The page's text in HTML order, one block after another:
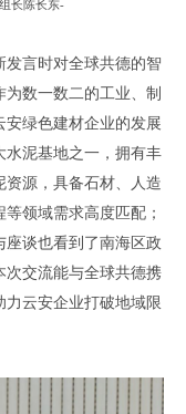
长陈长东-
发言时对全球共德的智
为数一数二的工业
制
安绿色建材企业的发展
水泥基地之一 ， 拥有丰
资源 ， 具备石材
人造
等领域需求高度匹配 ；
座谈也看到了南海区政
次交流能与全球共德携
力云安企业打破地域限